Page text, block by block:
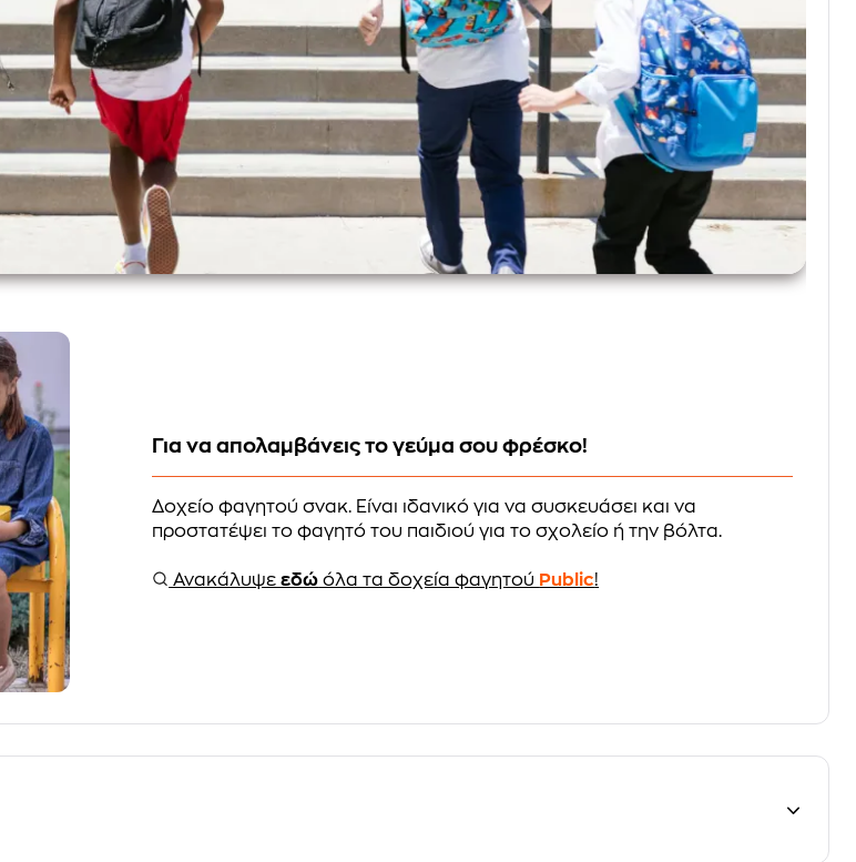
Για να απολαμβάνεις το γεύμα σου φρέσκο!
Δοχείο φαγητού σνακ. Eίναι ιδανικό για να συσκευάσει και να
προστατέψει το φαγητό του παιδιού για το σχολείο ή την βόλτα.
Ανακάλυψεεδώ όλα τα δοχεία φαγητού Public!